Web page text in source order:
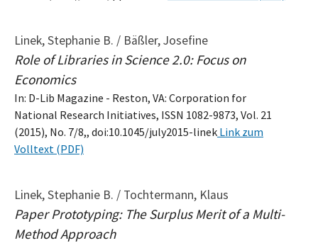
Linek, Stephanie B. / Bäßler, Josefine
Role of Libraries in Science 2.0: Focus on
Economics
In: D-Lib Magazine - Reston, VA: Corporation for
National Research Initiatives, ISSN 1082-9873, Vol. 21
(2015), No. 7/8,, doi:10.1045/july2015-linek Link zum
Volltext (PDF)
Linek, Stephanie B. / Tochtermann, Klaus
Paper Prototyping: The Surplus Merit of a Multi-
Method Approach